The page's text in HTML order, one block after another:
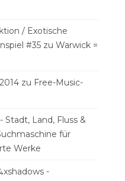
/ Exotische
#35 zu Warwick =
zu Free-Music-
Land, Fluss &
für
Werke
-